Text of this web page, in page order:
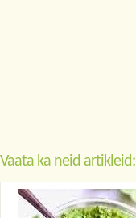
Vaata ka neid artikleid: